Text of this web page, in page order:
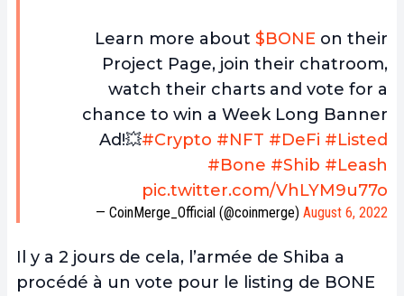
Learn more about $BONE on their
Project Page, join their chatroom,
watch their charts and vote for a
chance to win a Week Long Banner
Ad!💥#Crypto #NFT #DeFi #Listed
#Bone #Shib #Leash
pic.twitter.com/VhLYM9u77o
— CoinMerge_Official (@coinmerge) August 6, 2022
Il y a 2 jours de cela, l’armée de Shiba a
procédé à un vote pour le listing de BONE